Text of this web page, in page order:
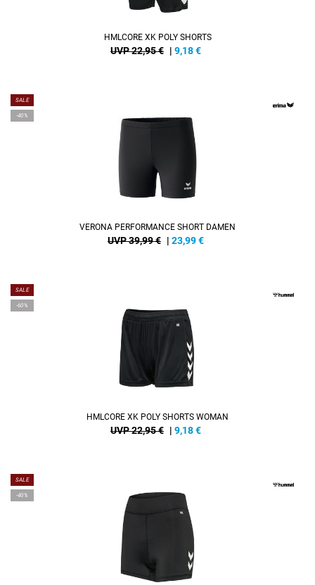
HMLCORE XK POLY SHORTS
UVP 22,95 € | 9,18€
SALE
-40%
VERONA PERFORMANCE SHORT DAMEN
UVP 39,99 € | 23,99€
SALE
-60%
HMLCORE XK POLY SHORTS WOMAN
UVP 22,95 € | 9,18€
SALE
-40%